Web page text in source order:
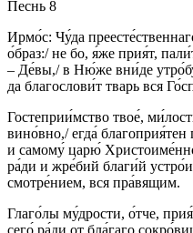
Песнь 8
Ирмо́с: Чу́да
о́браз:/ не бо, я́же прия́т,
– Де́вы,/ в Ню́же вни́де
да благослови́т тварь вся
Гостеприи́мство твое́,
вино́вно,/ егда́ благоприя́тен
и самому́ царю́
ра́ди и жре́бий благи́й
смотре́нием, вся пра́вящим.
Глаго́лы му́дрости, о́тче,
сего́ ра́ди от бла́гаго